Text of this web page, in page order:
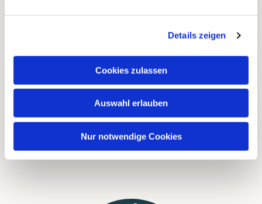
Details zeigen
Cookies zulassen
Auswahl erlauben
Nur notwendige Cookies
Links
Download